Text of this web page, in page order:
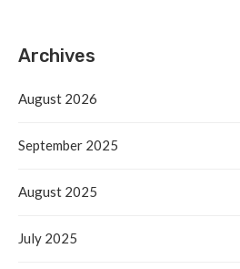
Archives
August 2026
September 2025
August 2025
July 2025